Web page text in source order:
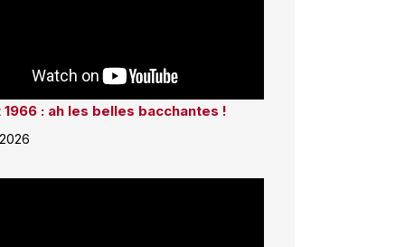
1966 : ah les belles bacchantes !